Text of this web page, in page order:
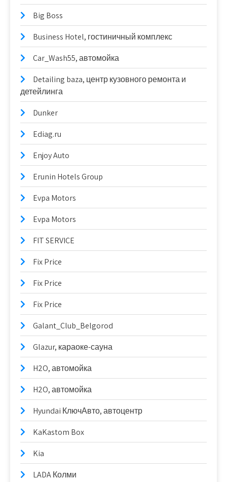
Big Boss
Business Hotel, гостиничный комплекс
Car_Wash55, автомойка
Detailing baza, центр кузовного ремонта и
детейлинга
Dunker
Ediag.ru
Enjoy Auto
Erunin Hotels Group
Evpa Motors
Evpa Motors
FIT SERVICE
Fix Price
Fix Price
Fix Price
Galant_Club_Belgorod
Glazur, караоке-сауна
H2O, автомойка
H2O, автомойка
Hyundai КлючАвто, автоцентр
KaKastom Box
Kia
LADA Колми